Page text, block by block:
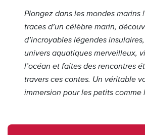
Plongez dans les mondes marins
traces d’un célèbre marin,
d’incroyables légendes
univers aquatiques merveilleux,
l’océan et faites des rencontres
travers ces contes. Un véritable
immersion pour les petits comme